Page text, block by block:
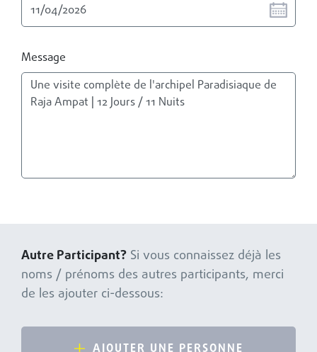
Message
Autre Participant? Si vous connaissez déjà les
noms / prénoms des autres participants, merci
de les ajouter ci-dessous: